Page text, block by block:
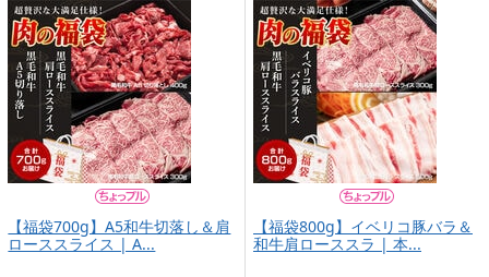
【福袋700g】A5和牛切落し＆肩
ローススライス | A...
【福袋800g】イベリコ豚バラ＆
和牛肩ローススラ | 本...